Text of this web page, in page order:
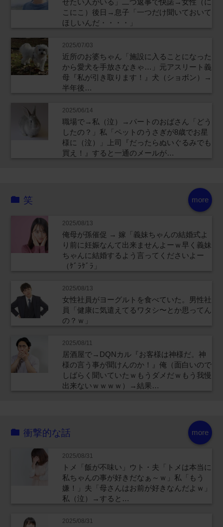
こにこ）後日→息子「一つだけ聞いておいて
ほしいんだ・・・・」
2025/07/03
近所のお婆ちゃん「施設に入ることになった
から愛犬を手放さなきゃ…」元アスリート義
母『私が引き取ります！』犬（ショボン）→
半年後…
2025/06/14
職場で→私（泣）→パートのおばさん「どう
したの？」私「ペットのうさぎが8歳でお星
様に（泣）」上司『だったらぬいぐるみでも
買え！』すると一通のメールが…
more
笑
2025/08/13
俺母が孫催促 → 嫁「義妹ちゃんの結婚式よ
り前に妊娠なんて出来ませんよーｗ早く義妹
ちゃんに結婚するよう言ってくださいよー
（ｹﾞﾗｹﾞﾗ」
2025/08/13
女性社員がヨーグルトを食べていた。男性社
員「健康に気遣えてるワタシ〜とか思ってん
の？ｗ」
2025/08/11
居酒屋で→DQNカル『お客様は神様だ。神
様の言う事が聞けんのか！』俺（面白いので
しばらく聞いていたｗもうダメだｗもう我慢
出来ないｗｗｗｗ）→結果…
more
衝撃的な話
2025/08/31
トメ「飯が不味い」ウト・夫「トメは本当に
私ちゃんの事が好きだなぁ～ｗ」私「もう
嫌！」夫「母さんはお前が好きなんだよｗ」
私（泣）→すると…
2025/08/31